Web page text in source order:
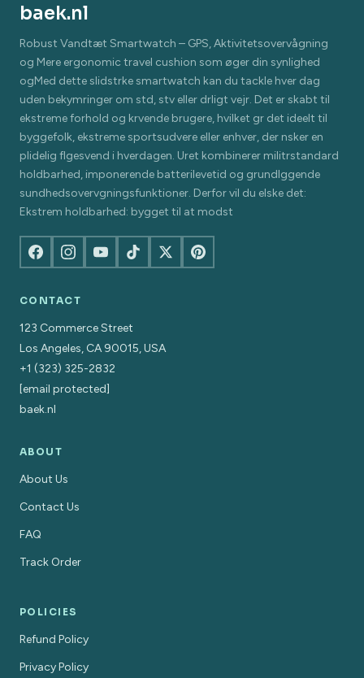
baek.nl
Robust Vandtæt Smartwatch – GPS, Aktivitetsovervågning
og Mere ergonomic travel cushion som øger din synlighed
ogMed dette slidstrke smartwatch kan du tackle hver dag
uden bekymringer om std, stv eller drligt vejr. Det er skabt til
ekstreme forhold og krvende brugere, hvilket gr det ideelt til
byggefolk, ekstreme sportsudvere eller enhver, der nsker en
plidelig flgesvend i hverdagen. Uret kombinerer militrstandard
holdbarhed, imponerende batterilevetid og grundlggende
sundhedsovervgningsfunktioner. Derfor vil du elske det:
Ekstrem holdbarhed: bygget til at modst
CONTACT
123 Commerce Street
Los Angeles, CA 90015, USA
+1 (323) 325-2832
[email protected]
baek.nl
ABOUT
About Us
Contact Us
FAQ
Track Order
POLICIES
Refund Policy
Privacy Policy